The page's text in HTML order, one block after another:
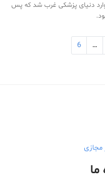
طور ناگهانی وارد دنیای پزشکی غرب شد که پس
…
6
مجازی
ما